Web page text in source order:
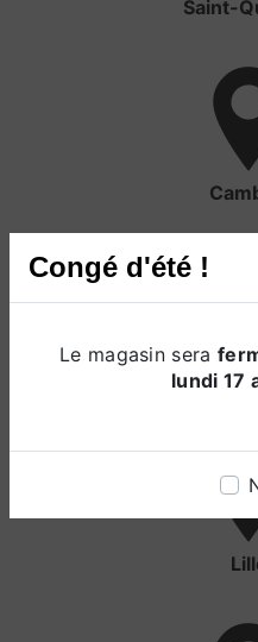
Congé d'été !
Le magasin sera
lundi 17
Saint-